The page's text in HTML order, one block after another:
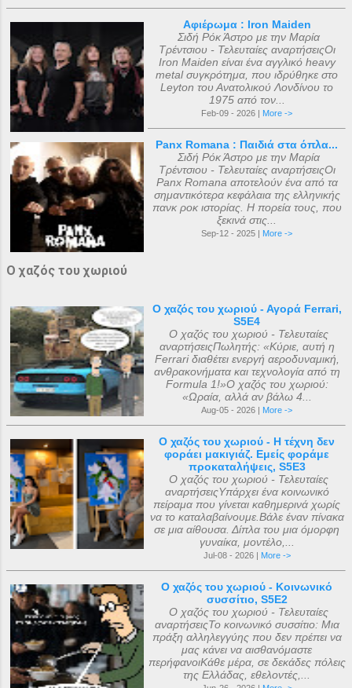
Αφιέρωμα : Iron Maiden
Σιδή Ρόκ Άστρο με την Μαρία
Τρέντσιου - Τελευταίες αναρτήσειςΟι
Iron Maiden είναι ένα αγγλικό heavy
metal συγκρότημα, που ιδρύθηκε στο
Leyton του Ανατολικού Λονδίνου το
1975 από τον...
Feb-09 - 2026 | More ->
Panx Romana : Παιδιά στα όπλα...
Σιδή Ρόκ Άστρο με την Μαρία
Τρέντσιου - Τελευταίες αναρτήσειςΟι
Panx Romana αποτελούν ένα από τα
σημαντικότερα κεφάλαια της ελληνικής
πανκ ροκ ιστορίας. Η πορεία τους, που
ξεκινά στις...
Sep-12 - 2025 | More ->
Ο χαζός του χωριού
Ο χαζός του χωριού - Αγορά Ferrari,
S5E4
Ο χαζός του χωριού - Τελευταίες
αναρτήσειςΠωλητής: «Κύριε, αυτή η
Ferrari διαθέτει ενεργή αεροδυναμική,
ανθρακονήματα και τεχνολογία από τη
Formula 1!»Ο χαζός του χωριού:
«Ωραία, αλλά αν βάλω 4...
Aug-05 - 2026 | More ->
Ο χαζός του χωριού - Η τέχνη δεν
φοράει μακιγιάζ. Εμείς φοράμε
προκαταλήψεις, S5E3
Ο χαζός του χωριού - Τελευταίες
αναρτήσειςΥπάρχει ένα κοινωνικό
πείραμα που γίνεται καθημερινά χωρίς
να το καταλαβαίνουμε.Βάλε έναν πίνακα
σε μια αίθουσα. Δίπλα του μια όμορφη
γυναίκα, μοντέλο,...
Jul-08 - 2026 | More ->
Ο χαζός του χωριού - Κοινωνικό
συσσίτιο, S5E2
Ο χαζός του χωριού - Τελευταίες
αναρτήσειςΤο κοινωνικό συσσίτιο: Μια
πράξη αλληλεγγύης που δεν πρέπει να
μας κάνει να αισθανόμαστε
περήφανοιΚάθε μέρα, σε δεκάδες πόλεις
της Ελλάδας, εθελοντές,...